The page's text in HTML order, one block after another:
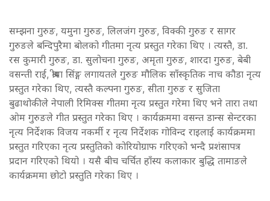
सम्झना गुरुङ, यमुना गुरुङ, लिलजंग गुरुङ, विक्की गुरुङ र सागर
गुरुङले बन्दिपुरैमा बोलको गीतमा नृत्य प्रस्तुत गरेका थिए । त्यस्तै, डा.
रस कुमारी गुरुङ, डा. सुलोचना गुरुङ, अमृता गुरुङ, शारदा गुरुङ, बेबी
वसन्ती राई, श्रीया सिंङ्ग लगायतले गुरुङ मौलिक साँस्कृतिक नाच कौडा नृत्य
प्रस्तुत गरेका थिए, त्यस्तै कल्पना गुरुङ, सीता गुरुङ र सुजिता
बुढाथोकीले नेपाली रिमिक्स गीतमा नृत्य प्रस्तुत गरेमा थिए भने तारा तथा
ओम गुरुङले गीत प्रस्तुत गरेका थिए । कार्यक्रममा वसन्त डान्स सेन्टरका
नृत्य निर्देशक विजय नकर्मी र नृत्य निर्देशक गोविन्द राइलाई कार्यक्रममा
प्रस्तुत गरिएका नृत्य प्रस्तुतिको कोरियोग्राफ गरिएको भन्दै प्रशंसापत्र
प्रदान गरिएको थियो । यसै बीच चर्चित हाँस्य कलाकार बुद्धि तामाङले
कार्यक्रममा छोटो प्रस्तुति गरेका थिए ।